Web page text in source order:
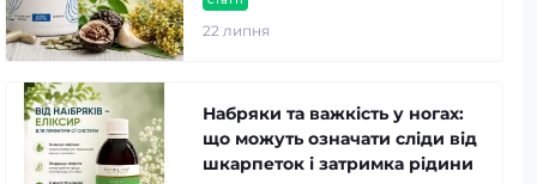
22 липня
Набряки та важкість у ногах:
що можуть означати сліди від
шкарпеток і затримка рідини